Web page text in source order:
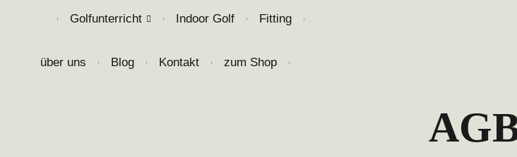
❘ Golfunterricht ❘ Indoor Golf ❘ Fitting ❘
über uns ❘ Blog ❘ Kontakt ❘ zum Shop ❘